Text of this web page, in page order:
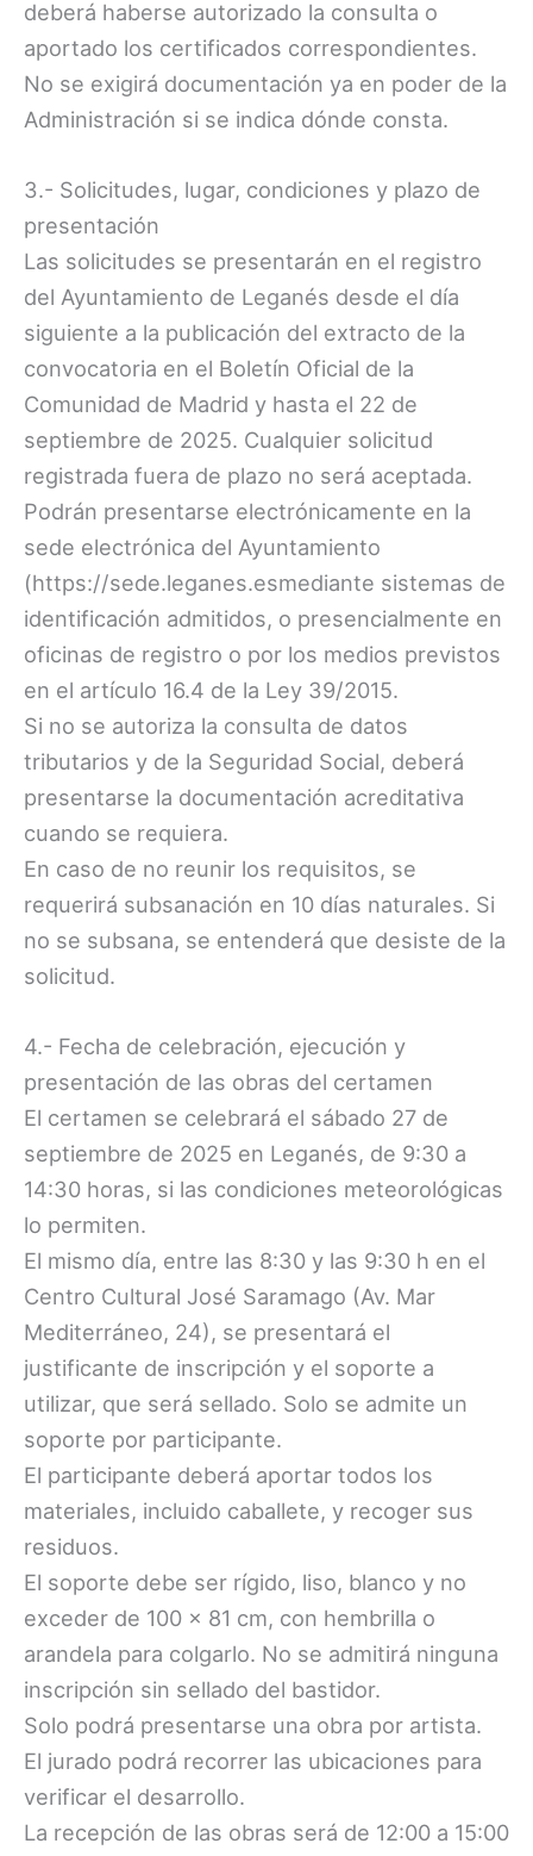
deberá haberse autorizado la consulta o
aportado los certificados correspondientes.
No se exigirá documentación ya en poder de la
Administración si se indica dónde consta.
3.- Solicitudes, lugar, condiciones y plazo de
presentación
Las solicitudes se presentarán en el registro
del Ayuntamiento de Leganés desde el día
siguiente a la publicación del extracto de la
convocatoria en el Boletín Oficial de la
Comunidad de Madrid y hasta el 22 de
septiembre de 2025. Cualquier solicitud
registrada fuera de plazo no será aceptada.
Podrán presentarse electrónicamente en la
sede electrónica del Ayuntamiento
(https://sede.leganes.esmediante sistemas de
identificación admitidos, o presencialmente en
oficinas de registro o por los medios previstos
en el artículo 16.4 de la Ley 39/2015.
Si no se autoriza la consulta de datos
tributarios y de la Seguridad Social, deberá
presentarse la documentación acreditativa
cuando se requiera.
En caso de no reunir los requisitos, se
requerirá subsanación en 10 días naturales. Si
no se subsana, se entenderá que desiste de la
solicitud.
4.- Fecha de celebración, ejecución y
presentación de las obras del certamen
El certamen se celebrará el sábado 27 de
septiembre de 2025 en Leganés, de 9:30 a
14:30 horas, si las condiciones meteorológicas
lo permiten.
El mismo día, entre las 8:30 y las 9:30 h en el
Centro Cultural José Saramago (Av. Mar
Mediterráneo, 24), se presentará el
justificante de inscripción y el soporte a
utilizar, que será sellado. Solo se admite un
soporte por participante.
El participante deberá aportar todos los
materiales, incluido caballete, y recoger sus
residuos.
El soporte debe ser rígido, liso, blanco y no
exceder de 100 x 81 cm, con hembrilla o
arandela para colgarlo. No se admitirá ninguna
inscripción sin sellado del bastidor.
Solo podrá presentarse una obra por artista.
El jurado podrá recorrer las ubicaciones para
verificar el desarrollo.
La recepción de las obras será de 12:00 a 15:00